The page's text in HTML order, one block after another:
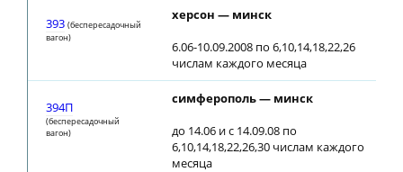
393 (беспересадочный
вагон)
херсон — минск
6.06-10.09.2008 по 6,10,14,18,22,26
числам каждого месяца
394П
(беспересадочный
вагон)
симферополь — минск
до 14.06 и с 14.09.08 по
6,10,14,18,22,26,30 числам каждого
месяца